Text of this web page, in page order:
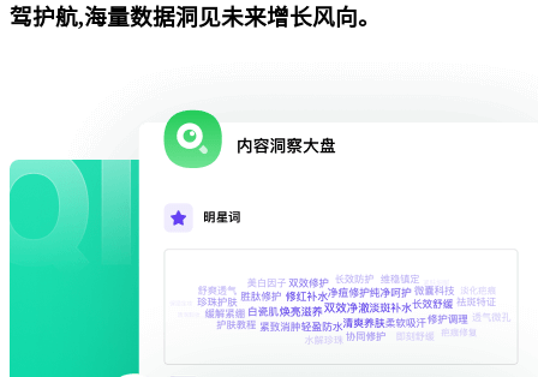
驾护航,海量数据洞见未来增长风向。